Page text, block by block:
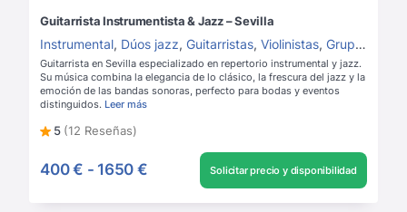
Guitarrista Instrumentista & Jazz – Sevilla
Instrumental, Dúos jazz, Guitarristas, Violinistas, Grupos de música para boda
Guitarrista en Sevilla especializado en repertorio instrumental y jazz.
Su música combina la elegancia de lo clásico, la frescura del jazz y la
emoción de las bandas sonoras, perfecto para bodas y eventos
distinguidos. Leer más
5 (12 Reseñas)
400 € - 1650 € Solicitar precio y disponibilidad